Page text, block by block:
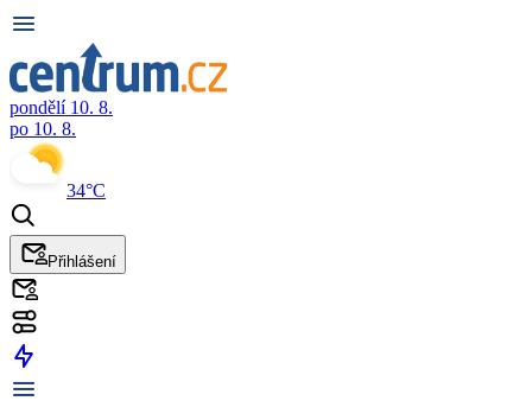
pondělí 10. 8.
po 10. 8.
34°C
Přihlášení